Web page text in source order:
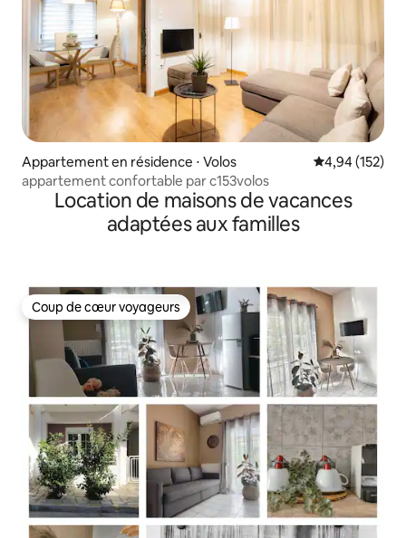
Appartement en résidence ⋅ Volos Évaluation
4,94 (152)
appartement confortable par c153volos
Location de maisons de vacances
adaptées aux familles
Coup de cœur voyageurs
Coup de cœur voyageurs